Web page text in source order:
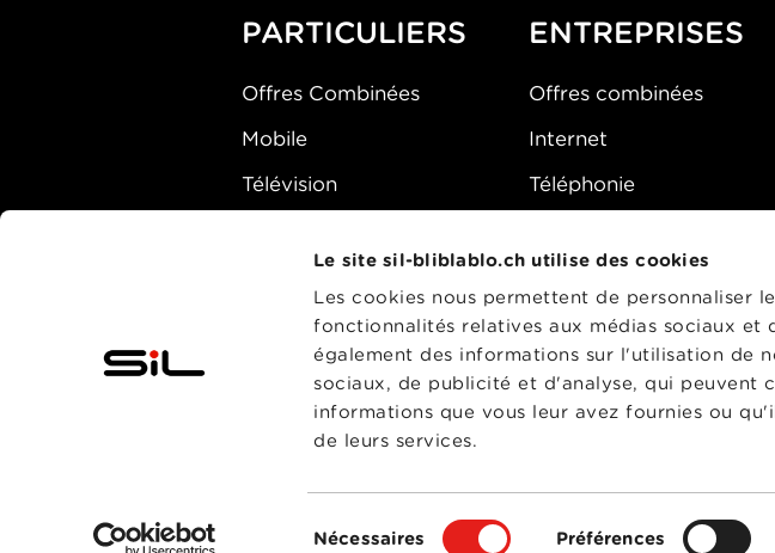
Le site sil-bliblablo.ch utilise des cookies
Les cookies nous permettent de personnaliser
fonctionnalités relatives aux médias sociaux et
également des informations sur l'utilisation de
sociaux, de publicité et d'analyse, qui peuvent
informations que vous leur avez fournies ou
de leurs services.
Nécessaires Préférences
PARTICULIERS
Offres Combinées
Mobile
Télévision
ENTREPRISES
Offres combinées
Internet
Téléphonie